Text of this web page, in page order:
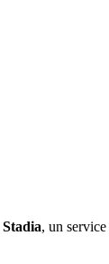
Stadia, un service